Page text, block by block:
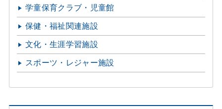
学童保育クラブ・児童館
保健・福祉関連施設
文化・生涯学習施設
スポーツ・レジャー施設